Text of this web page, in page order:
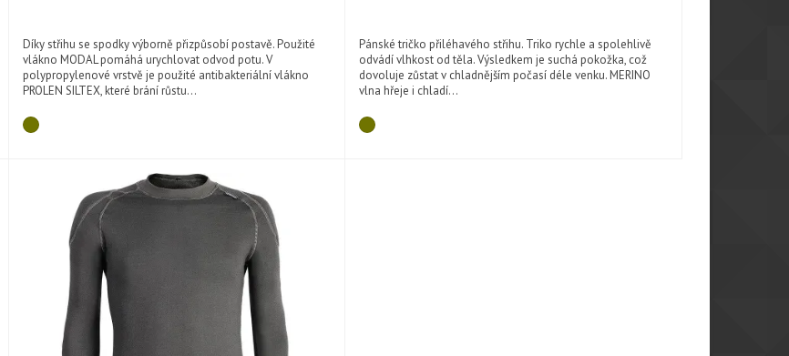
Díky střihu se spodky výborně přizpůsobí postavě. Použité
vlákno MODAL pomáhá urychlovat odvod potu. V
polypropylenové vrstvě je použité antibakteriální vlákno
PROLEN SILTEX, které brání růstu...
Pánské tričko přiléhavého střihu. Triko rychle a spolehlivě
odvádí vlhkost od těla. Výsledkem je suchá pokožka, což
dovoluje zůstat v chladnějším počasí déle venku. MERINO
vlna hřeje i chladí...